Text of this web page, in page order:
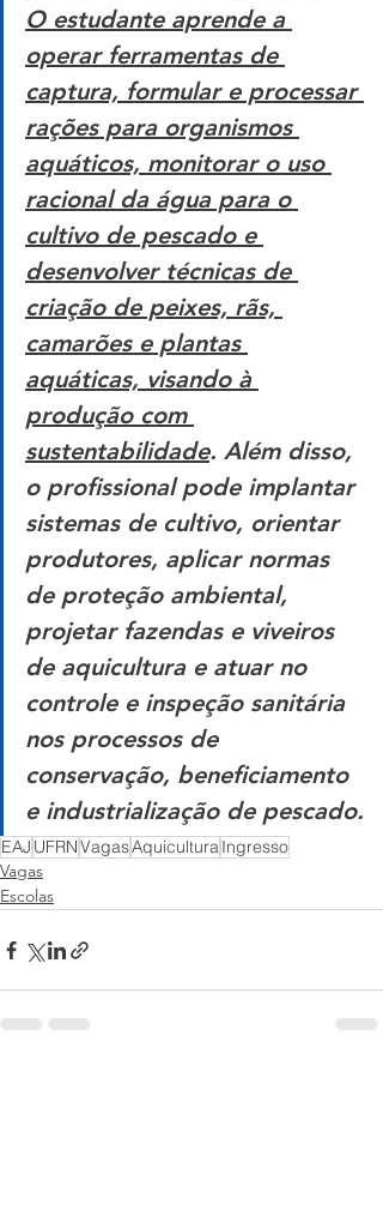
O estudante aprende a
operar ferramentas de
captura, formular e processar
rações para organismos
aquáticos, monitorar o uso
racional da água para o
cultivo de pescado e
desenvolver técnicas de
criação de peixes, rãs,
camarões e plantas
aquáticas, visando à
produção com
sustentabilidade. Além disso,
o profissional pode implantar
sistemas de cultivo, orientar
produtores, aplicar normas
de proteção ambiental,
projetar fazendas e viveiros
de aquicultura e atuar no
controle e inspeção sanitária
nos processos de
conservação, beneficiamento
e industrialização de pescado.
EAJ UFRNVagasAquiculturaIngresso
Vagas
Escolas